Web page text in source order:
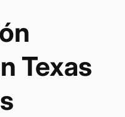
Texas